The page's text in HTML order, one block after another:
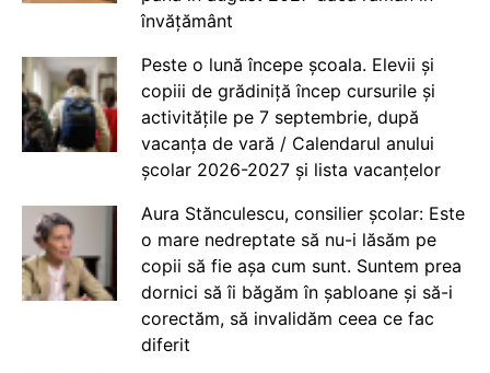
învățământ
Peste o lună începe școala. Elevii și
copiii de grădiniță încep cursurile și
activitățile pe 7 septembrie, după
vacanța de vară / Calendarul anului
școlar 2026-2027 și lista vacanțelor
Aura Stănculescu, consilier școlar: Este
o mare nedreptate să nu-i lăsăm pe
copii să fie așa cum sunt. Suntem prea
dornici să îi băgăm în șabloane și să-i
corectăm, să invalidăm ceea ce fac
diferit